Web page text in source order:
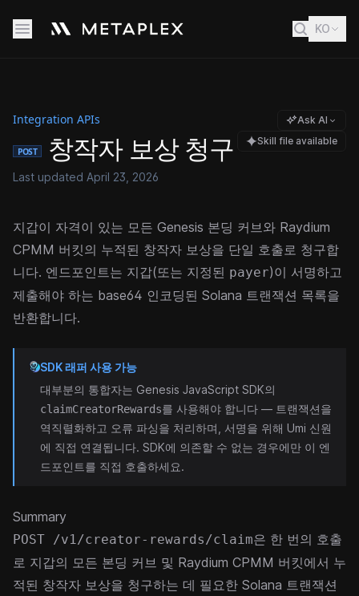
KO
Integration APIs
POST 창작자 보상 청구
Last updated April 23, 2026
Ask AI
Skill file available
지갑이 자격이 있는 모든 Genesis 본딩 커브와 Raydium
CPMM 버킷의 누적된 창작자 보상을 단일 호출로 청구합
니다. 엔드포인트는 지갑(또는 지정된 payer)이 서명하고
제출해야 하는 base64 인코딩된 Solana 트랜잭션 목록을
반환합니다.
SDK 래퍼 사용 가능
대부분의 통합자는 Genesis JavaScript SDK의
claimCreatorRewards를 사용해야 합니다 — 트랜잭션을
역직렬화하고 오류 파싱을 처리하며, 서명을 위해 Umi 신원
에 직접 연결됩니다. SDK에 의존할 수 없는 경우에만 이 엔
드포인트를 직접 호출하세요.
Summary
POST /v1/creator-rewards/claim은 한 번의 호출
로 지갑의 모든 본딩 커브 및 Raydium CPMM 버킷에서 누
적된 창작자 보상을 청구하는 데 필요한 Solana 트랜잭션